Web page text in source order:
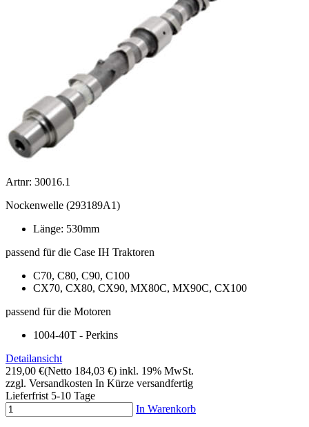
Artnr: 30016.1
Nockenwelle (293189A1)
Länge: 530mm
passend für die Case IH Traktoren
C70, C80, C90, C100
CX70, CX80, CX90, MX80C, MX90C, CX100
passend für die Motoren
1004-40T - Perkins
Detailansicht
219,00 €(Netto 184,03 €) inkl. 19% MwSt.
zzgl. Versandkosten In Kürze versandfertig
Lieferfrist 5-10 Tage
In Warenkorb